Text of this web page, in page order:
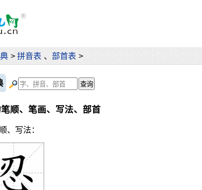
> 拼音表 、 部首表 >
顺、笔画、写法、部首
、写法：